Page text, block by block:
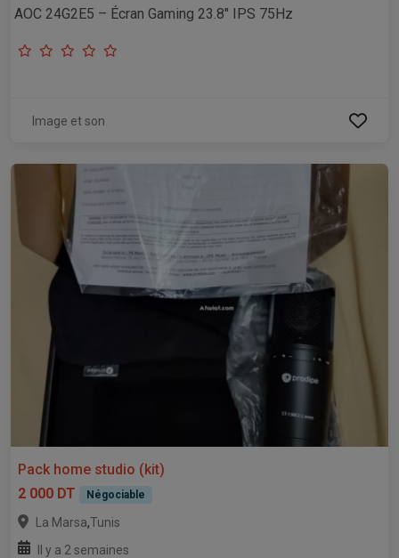
AOC 24G2E5 – Écran Gaming 23.8" IPS 75Hz
Image et son
Pack home studio (kit)
2 000 DT
Négociable
La Marsa,Tunis
Il y a 2 semaines